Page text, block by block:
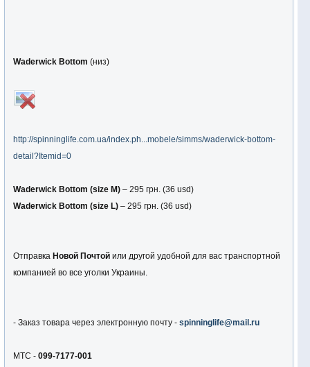
Waderwick Bottom (низ)
http://spinninglife.com.ua/index.ph...mobele/simms/waderwick-bottom-
detail?Itemid=0
Waderwick Bottom (size М) – 295 грн. (36 usd)
Waderwick Bottom (size L) – 295 грн. (36 usd)
Отправка Новой Почтой или другой удобной для вас транспортной
компанией во все уголки Украины.
- Заказ товара через электронную почту - spinninglife@mail.ru
МТС - 099-7177-001